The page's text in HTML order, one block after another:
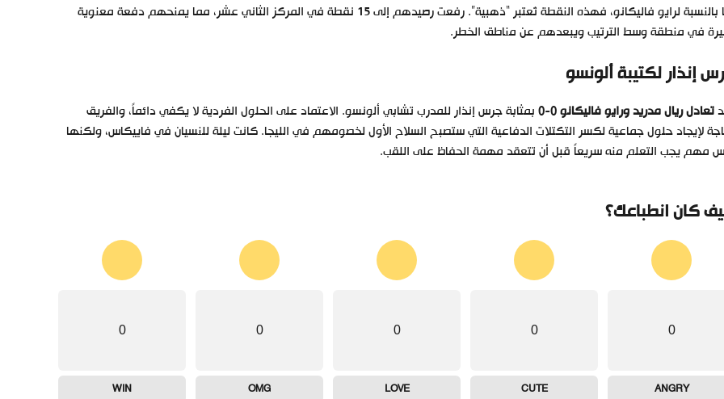
أما بالنسبة لرايو فاليكانو، فهذه النقطة تُعتبر “ذهبية”. رفعت رصيدهم إلى 15 نقطة في المركز الثاني عشر، مما يمنحهم دفعة معنوية
في منطقة وسط الترتيب ويبعدهم عن مناطق الخطر.
إنذار لكتيبة ألونسو
تعادل ريال مدريد ورايو فاليكانو
0-0 بمثابة جرس إنذار للمدرب تشابي ألونسو. الاعتماد على الحلول الفردية لا يكفي دائماً، والفريق
لإيجاد حلول جماعية لكسر التكتلات الدفاعية التي ستصبح السلاح الأول لخصومهم في الليجا. كانت ليلة للنسيان في فاييكاس، ولكنها
مهم يجب التعلم منه سريعاً قبل أن تتعقد مهمة الحفاظ على اللقب.
كان انطباعك؟
0
ANGRY
0
CUTE
0
LOVE
0
OMG
0
WIN